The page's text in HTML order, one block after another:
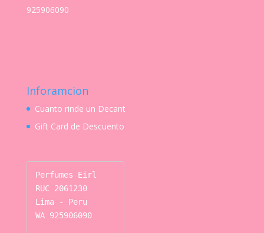
925906090
Inforamcion
Cuanto rinde un Decant
Gift Card de Descuento
Perfumes Eirl
RUC 2061230
Lima - Peru
WA 925906090